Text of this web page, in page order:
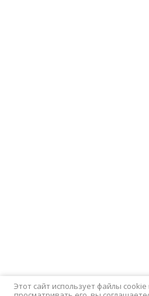
Этот сайт использует файлы